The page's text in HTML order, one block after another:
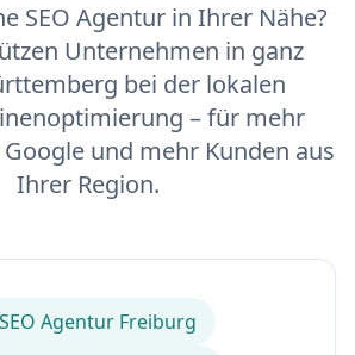
SEO Agentur in Ihrer Nähe?
Unternehmen in ganz
bei der lokalen
– für mehr
und mehr Kunden aus
Ihrer Region.
SEO Agentur Freiburg